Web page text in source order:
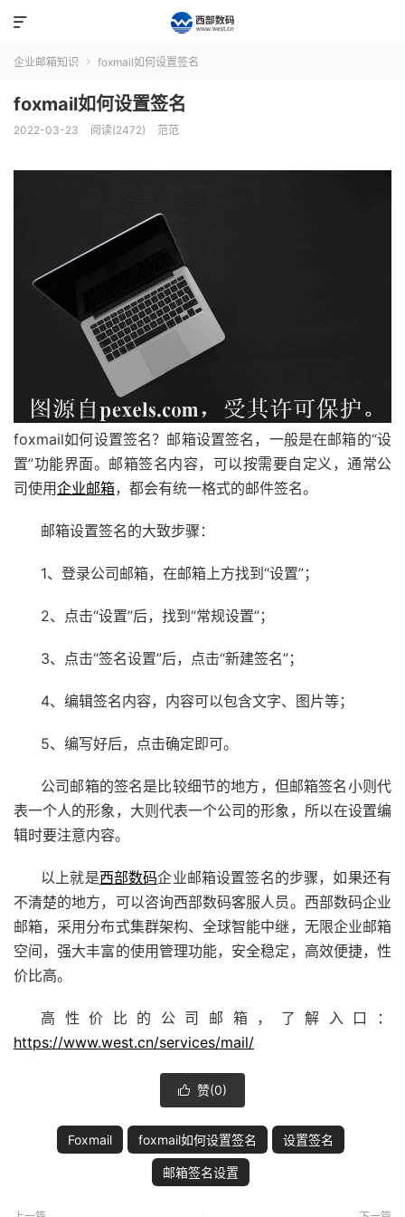

企业邮箱知识  foxmail如何设置签名
foxmail如何设置签名
2022-03-23 阅读(2472) 范范
foxmail如何设置签名？邮箱设置签名，一般是在邮箱的“设
置”功能界面。邮箱签名内容，可以按需要自定义，通常公
司使用企业邮箱，都会有统一格式的邮件签名。
邮箱设置签名的大致步骤：
1、登录公司邮箱，在邮箱上方找到“设置”；
2、点击“设置”后，找到“常规设置”；
3、点击“签名设置”后，点击“新建签名”；
4、编辑签名内容，内容可以包含文字、图片等；
5、编写好后，点击确定即可。
公司邮箱的签名是比较细节的地方，但邮箱签名小则代
表一个人的形象，大则代表一个公司的形象，所以在设置编
辑时要注意内容。
以上就是西部数码企业邮箱设置签名的步骤，如果还有
不清楚的地方，可以咨询西部数码客服人员。西部数码企业
邮箱，采用分布式集群架构、全球智能中继，无限企业邮箱
空间，强大丰富的使用管理功能，安全稳定，高效便捷，性
价比高。
高性价比的公司邮箱，了解入口：
https://www.west.cn/services/mail/
 赞(0)
Foxmail foxmail如何设置签名 设置签名
邮箱签名设置